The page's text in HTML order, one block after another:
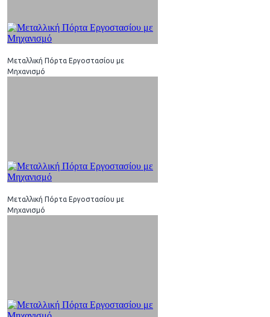
Μεταλλική Πόρτα Εργοστασίου με
Μηχανισμό
Μεταλλική Πόρτα Εργοστασίου με
Μηχανισμό